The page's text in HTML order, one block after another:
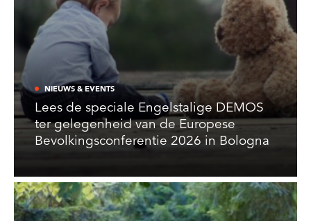
NIEUWS & EVENTS
Lees de speciale Engelstalige DEMOS
ter gelegenheid van de Europese
Bevolkingsconferentie 2026 in Bologna